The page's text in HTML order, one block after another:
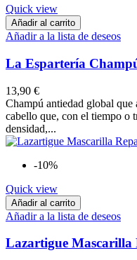
Quick view
Añadir al carrito
Añadir a la lista de deseos
La Espartería
13,90 €
​Champú antiedad global que
cabello que, con el tiempo o
densidad,...
-10%
Quick view
Añadir al carrito
Añadir a la lista de deseos
Lazartigue Mascarilla